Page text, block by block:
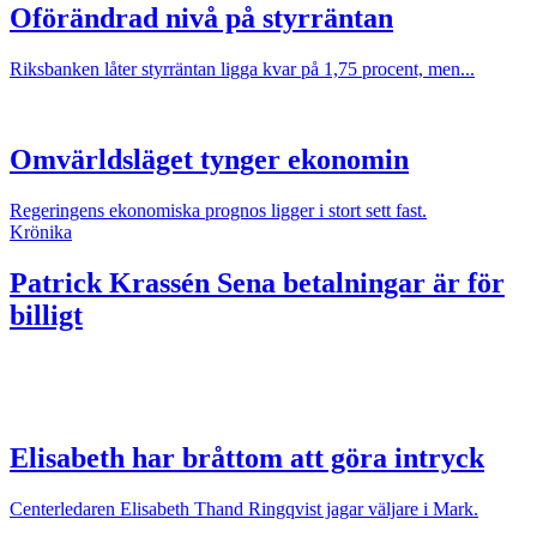
Oförändrad nivå på styrräntan
Riksbanken låter styrräntan ligga kvar på 1,75 procent, men...
Omvärldsläget tynger ekonomin
Regeringens ekonomiska prognos ligger i stort sett fast.
Krönika
Patrick Krassén Sena betalningar är för
billigt
Elisabeth har bråttom att göra intryck
Centerledaren Elisabeth Thand Ringqvist jagar väljare i Mark.